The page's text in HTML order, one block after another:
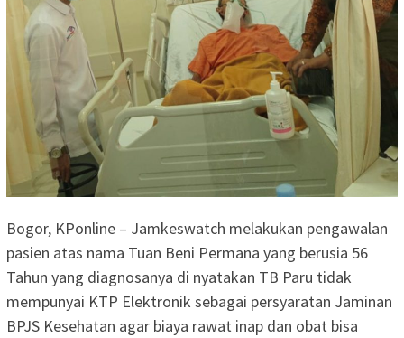
Bogor, KPonline – Jamkeswatch melakukan pengawalan
pasien atas nama Tuan Beni Permana yang berusia 56
Tahun yang diagnosanya di nyatakan TB Paru tidak
mempunyai KTP Elektronik sebagai persyaratan Jaminan
BPJS Kesehatan agar biaya rawat inap dan obat bisa